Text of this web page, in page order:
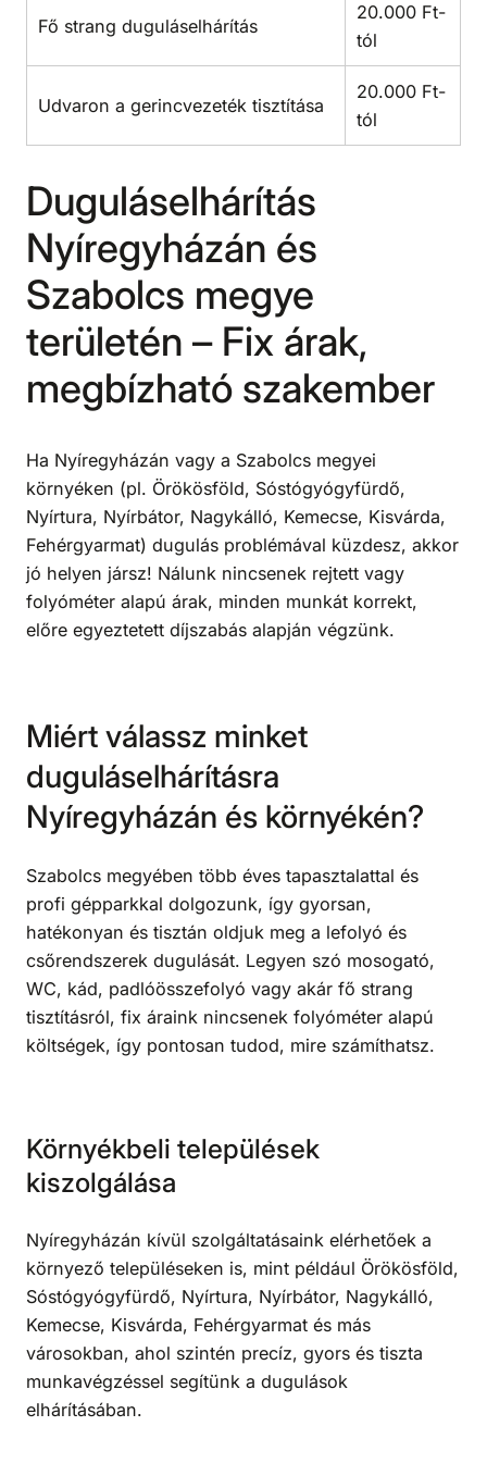
Fő strang duguláselhárítás
20.000 Ft-
tól
Udvaron a gerincvezeték tisztítása
20.000 Ft-
tól
Duguláselhárítás
Nyíregyházán és
Szabolcs megye
területén – Fix árak,
megbízható szakember
Ha Nyíregyházán vagy a Szabolcs megyei
környéken (pl. Örökösföld, Sóstógyógyfürdő,
Nyírtura, Nyírbátor, Nagykálló, Kemecse, Kisvárda,
Fehérgyarmat) dugulás problémával küzdesz, akkor
jó helyen jársz! Nálunk nincsenek rejtett vagy
folyóméter alapú árak, minden munkát korrekt,
előre egyeztetett díjszabás alapján végzünk.
Miért válassz minket
duguláselhárításra
Nyíregyházán és környékén?
Szabolcs megyében több éves tapasztalattal és
profi gépparkkal dolgozunk, így gyorsan,
hatékonyan és tisztán oldjuk meg a lefolyó és
csőrendszerek dugulását. Legyen szó mosogató,
WC, kád, padlóösszefolyó vagy akár fő strang
tisztításról, fix áraink nincsenek folyóméter alapú
költségek, így pontosan tudod, mire számíthatsz.
Környékbeli települések
kiszolgálása
Nyíregyházán kívül szolgáltatásaink elérhetőek a
környező településeken is, mint például Örökösföld,
Sóstógyógyfürdő, Nyírtura, Nyírbátor, Nagykálló,
Kemecse, Kisvárda, Fehérgyarmat és más
városokban, ahol szintén precíz, gyors és tiszta
munkavégzéssel segítünk a dugulások
elhárításában.